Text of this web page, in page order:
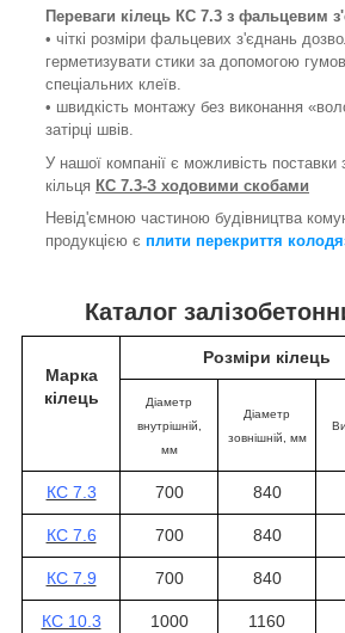
Переваги кілець КС 7.3 з фальцевим
• чіткі розміри фальцевих з'єднань
герметизувати стики за допомогою
спеціальних клеїв.
• швидкість монтажу без виконання
затірці швів.
У нашої компанії є можливість поставки
кільця КС 7.3-З ходовими скобами
Невід'ємною частиною будівництва
продукцією є плити перекриття
Каталог
Марка
кілець
Розміри кілець
Діаметр
внутрішній,
мм
Діаметр
зовнішній, мм
КС 7.3 700 840
КС 7.6 700 840
КС 7.9 700 840
КС 10.3 1000 1160